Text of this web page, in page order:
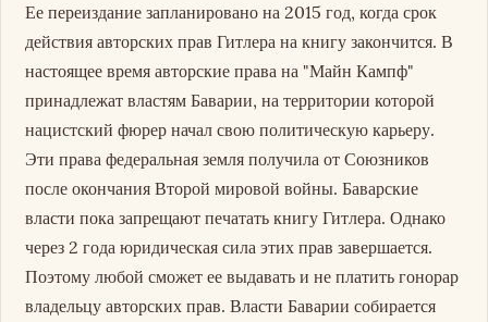
Ее переиздание запланировано на 2015 год, когда срок
действия авторских прав Гитлера на книгу закончится. В
настоящее время авторские права на "Майн Кампф"
принадлежат властям Баварии, на территории которой
нацистский фюрер начал свою политическую карьеру.
Эти права федеральная земля получила от Союзников
после окончания Второй мировой войны. Баварские
власти пока запрещают печатать книгу Гитлера. Однако
через 2 года юридическая сила этих прав завершается.
Поэтому любой сможет ее выдавать и не платить гонорар
владельцу авторских прав. Власти Баварии собирается